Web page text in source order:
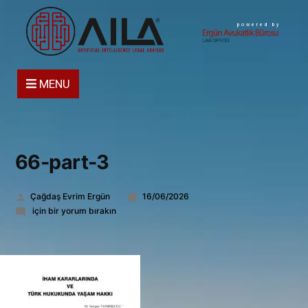
powered by
MENU
66-part-3
Gönderen:
Çağdaş Evrim Ergün
16/06/2026
66-
için bir yorum bırakın